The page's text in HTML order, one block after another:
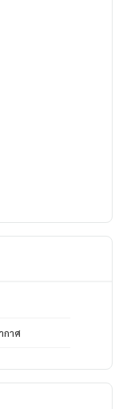
ยค่ะ)
สังหาริมทรัพย์ทุก
กาศ